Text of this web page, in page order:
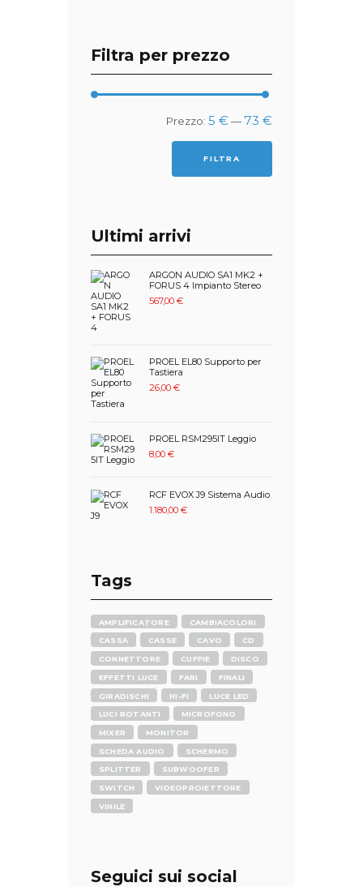
Filtra per prezzo
Min
Max
FILTRA
Prezzo:5 € —73 €
Ultimi arrivi
ARGON AUDIO SA1 MK2 +
FORUS 4 Impianto Stereo
567,00€
PROEL EL80 Supporto per
Tastiera
26,00€
PROEL RSM295IT Leggio
8,00€
RCF EVOX J9 Sistema Audio
1.180,00€
Tags
AMPLIFICATORE CAMBIACOLORI
CASSA CASSE CAVO CD
CONNETTORE CUFFIE DISCO
EFFETTI LUCE FARI FINALI
GIRADISCHI HI-FI LUCE LED
LUCI ROTANTI MICROFONO
MIXER MONITOR
SCHEDA AUDIO SCHERMO
SPLITTER SUBWOOFER
SWITCH VIDEOPROIETTORE
VINILE
Seguici sui social